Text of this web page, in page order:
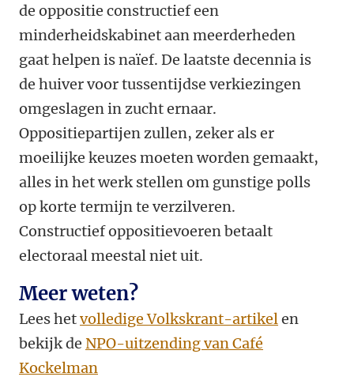
de oppositie constructief een
minderheidskabinet aan meerderheden
gaat helpen is naïef. De laatste decennia is
de huiver voor tussentijdse verkiezingen
omgeslagen in zucht ernaar.
Oppositiepartijen zullen, zeker als er
moeilijke keuzes moeten worden gemaakt,
alles in het werk stellen om gunstige polls
op korte termijn te verzilveren.
Constructief oppositievoeren betaalt
electoraal meestal niet uit.
Meer weten?
Lees hetvolledige Volkskrant-artikel en
bekijk de NPO-uitzending van Café
Kockelman